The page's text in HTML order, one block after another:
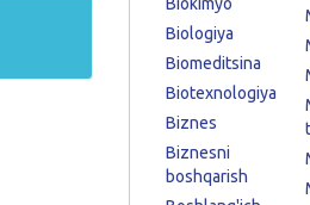
Biologiya
Biomeditsina
Biotexnologiya
Biznes
Biznesni
boshqarish